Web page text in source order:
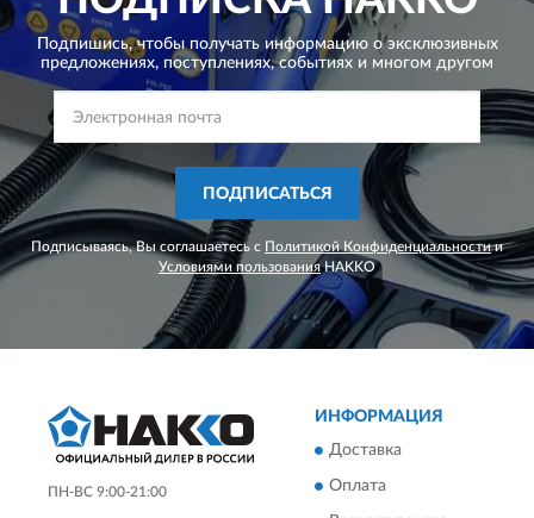
Подпишись, чтобы получать информацию о эксклюзивных
предложениях, поступлениях, событиях и многом другом
ПОДПИСАТЬСЯ
Подписываясь, Вы соглашаетесь с Политикой Конфиденциальности и
Условиями пользованияHAKKO
ПН-ВС 9:00-21:00
ИНФОРМАЦИЯ
Доставка
Оплата